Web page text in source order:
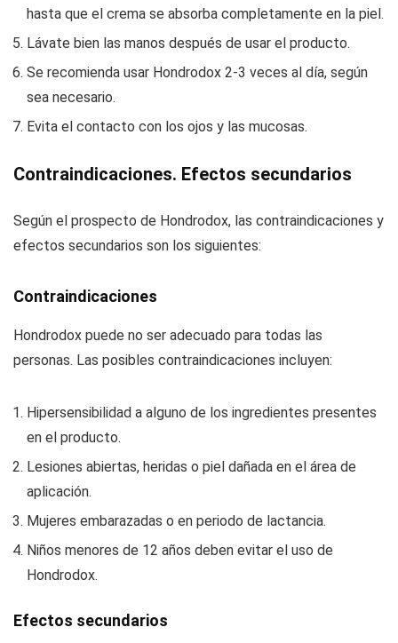
hasta que el crema se absorba completamente en la piel.
Lávate bien las manos después de usar el producto.
Se recomienda usar Hondrodox 2-3 veces al día, según
sea necesario.
Evita el contacto con los ojos y las mucosas.
Contraindicaciones. Efectos secundarios
Según el prospecto de Hondrodox, las contraindicaciones y
efectos secundarios son los siguientes:
Contraindicaciones
Hondrodox puede no ser adecuado para todas las
personas. Las posibles contraindicaciones incluyen:
Hipersensibilidad a alguno de los ingredientes presentes
en el producto.
Lesiones abiertas, heridas o piel dañada en el área de
aplicación.
Mujeres embarazadas o en periodo de lactancia.
Niños menores de 12 años deben evitar el uso de
Hondrodox.
Efectos secundarios